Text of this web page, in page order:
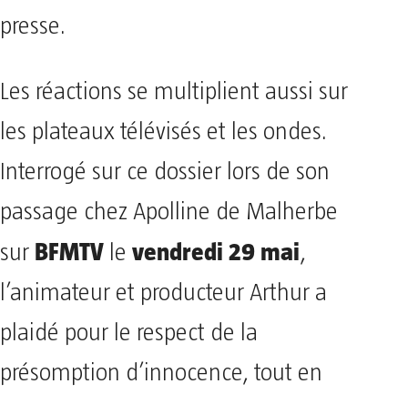
presse.
Les réactions se multiplient aussi sur
les plateaux télévisés et les ondes.
Interrogé sur ce dossier lors de son
passage chez Apolline de Malherbe
sur BFMTV le vendredi 29 mai,
l’animateur et producteur Arthur a
plaidé pour le respect de la
présomption d’innocence, tout en